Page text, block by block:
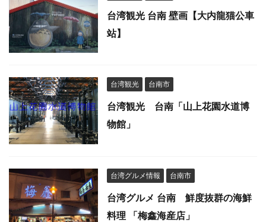
台湾観光 台南 壁画【大内龍猫公車
站】
台湾観光 台南市
台湾観光 台南「山上花園水道博
物館」
台湾グルメ情報 台南市
台湾グルメ 台南 鮮度抜群の海鮮
料理 「梅鑫海産店」